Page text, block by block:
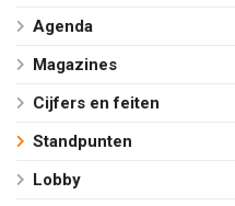
Agenda
Magazines
Cijfers en feiten
Standpunten
Lobby